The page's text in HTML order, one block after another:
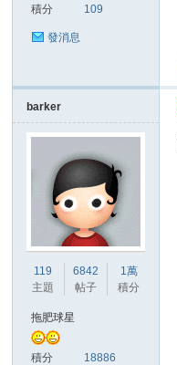
積分 109
發消息
barker
119
主題
6842
帖子
1萬
積分
拖肥球星
積分 18886